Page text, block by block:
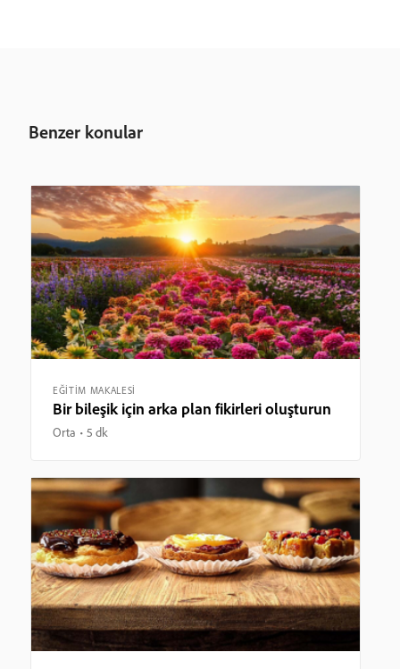
Benzer konular
EĞİTİM MAKALESİ
Bir bileşik için arka plan fikirleri oluşturun
Orta 5 dk